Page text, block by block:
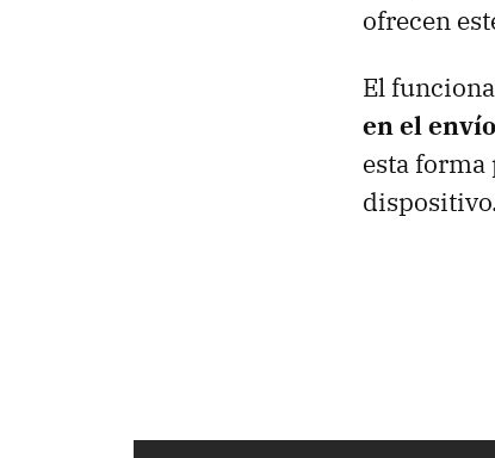
ofrecen
El
en el
esta
dispositivo.